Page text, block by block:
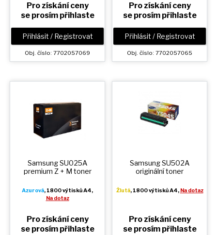
Pro získání ceny
se prosím přihlaste
Přihlásit / Registrovat
Obj. číslo: 7702057069
Pro získání ceny
se prosím přihlaste
Přihlásit / Registrovat
Obj. číslo: 7702057065
Samsung SU025A
premium Z + M toner
Azurová, 1800 výtisků A4,
Na dotaz
Pro získání ceny
se prosím přihlaste
Samsung SU502A
originální toner
Žlutá, 1800 výtisků A4, Na dotaz
Pro získání ceny
se prosím přihlaste